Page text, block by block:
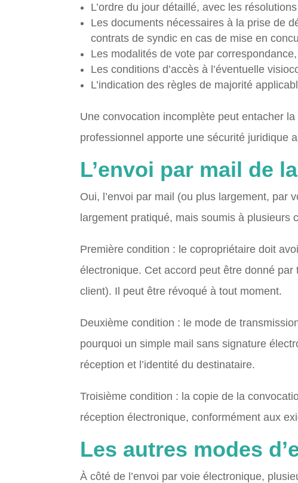
L’ordre du jour détaillé, avec les
Les documents nécessaires à la prise de
contrats de syndic en cas de mise en
Les modalités de vote par
Les conditions d’accès à l’éventuelle
L’indication des règles de majorité
Une convocation incomplète peut entacher la
professionnel apporte une sécurité juridique
L’envoi par mail de
Oui, l’envoi par mail (ou plus largement, par
largement pratiqué, mais soumis à plusieurs
Première condition : le copropriétaire doit
électronique. Cet accord peut être donné par
client). Il peut être révoqué à tout moment.
Deuxième condition : le mode de
pourquoi un simple mail sans signature
réception et l’identité du destinataire.
Troisième condition : la copie de la
réception électronique, conformément aux
Les autres modes
À côté de l’envoi par voie électronique,